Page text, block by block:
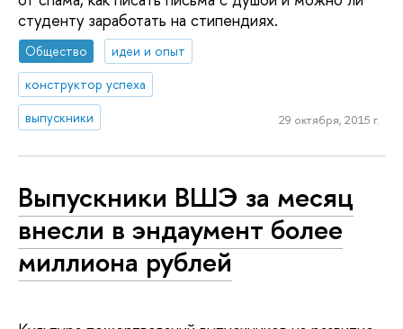
студенту заработать на стипендиях.
Общество
идеи и опыт
конструктор успеха
выпускники
29 октября, 2015 г.
Выпускники ВШЭ за месяц
внесли в эндаумент более
миллиона рублей